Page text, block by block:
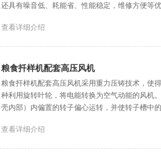
还具有噪音低、耗能省、性能稳定，维修方便等
查看详细介绍
粮食扦样机配套高压风机
粮食扦样机配套高压风机采用重力压铸技术，使
种利用旋转叶轮，将电能转换为空气动能的风机
壳内部）内偏置的转子偏心运转，并使转子槽中
查看详细介绍